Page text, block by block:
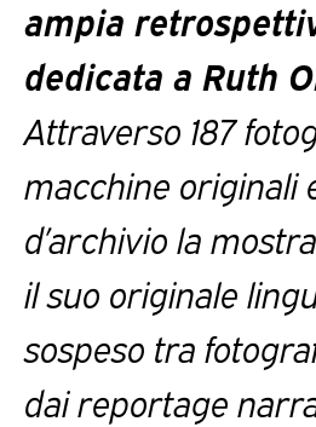
ampia
dedicata a Ruth
Attraverso 187
macchine originali
d’archivio la
il suo originale
sospeso tra
dai reportage